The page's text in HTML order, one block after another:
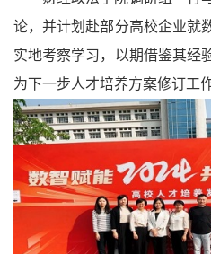
论，并计划赴部分高校企业就
实地考察学习， 以期借鉴其经
为下一步人才培养方案修订工